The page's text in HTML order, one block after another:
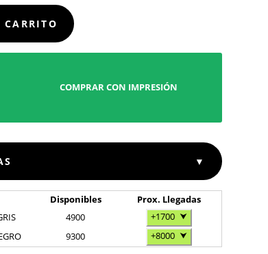
COMPRAR CON IMPRESIÓN
▼
Disponibles
Prox. Llegadas
4900 +1700 ⮟
9300 +8000 ⮟